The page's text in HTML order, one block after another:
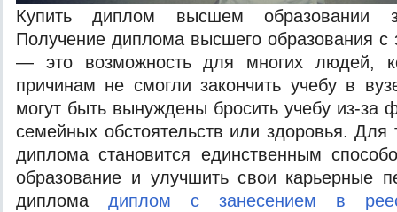
Купить диплом высшем образовании
Получение диплома высшего образования с
— это возможность для многих людей,
причинам не смогли закончить учебу в
могут быть вынуждены бросить учебу из-за
семейных обстоятельств или здоровья. Для
диплома становится единственным
образование и улучшить свои карьерные
диплома диплом с занесением в